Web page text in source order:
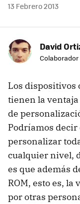
13 Febrero 2013
David
Colaborador
Los dispositivos
tienen la ventaja
de
Podríamos
personalizar
cualquier nivel,
es que además
ROM, esto es,
por otras